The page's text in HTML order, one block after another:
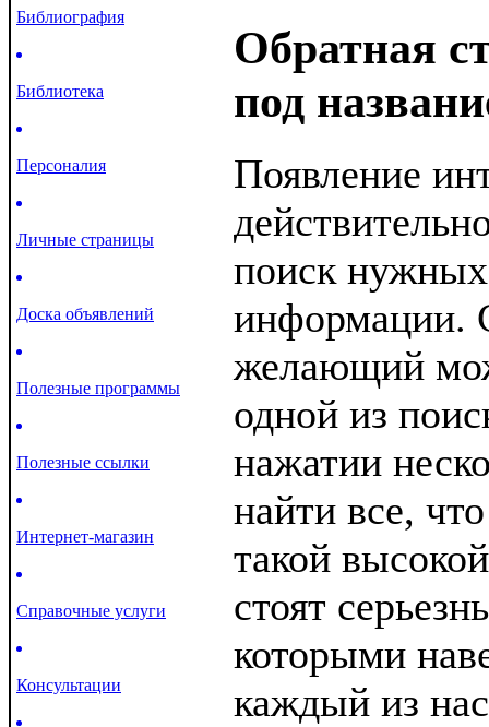
Библиография
Библиотека
Персоналия
Личные страницы
Доска объявлений
Полезные программы
Полезные ссылки
Интернет-магазин
Справочные услуги
Консультации
Обратная
под
Появление
поиск
информации.
желающий
одной из
нажатии
найти все,
такой
стоят
которыми
каждый из